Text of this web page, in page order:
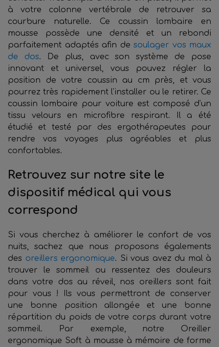
à votre colonne vertébrale de retrouver sa
courbure naturelle. Ce coussin lombaire en
mousse possède une densité et un rebondi
parfaitement adaptés afin de soulager vos maux
de dos. De plus, avec son système de pose
innovant et universel, vous pouvez régler la
position de votre coussin au cm près, et vous
pourrez très rapidement l'installer ou le retirer. Ce
coussin lombaire pour voiture est composé d’un
tissu velours en microfibre respirant. Il a été
étudié et testé par des ergothérapeutes pour
rendre vos voyages plus agréables et plus
confortables.
Retrouvez sur notre site le
dispositif médical qui vous
correspond
Si vous cherchez à améliorer le confort de vos
nuits, sachez que nous proposons égalements
des oreillers ergonomique. Si vous avez du mal à
trouver le sommeil ou ressentez des douleurs
dans votre dos au réveil, nos oreillers sont fait
pour vous ! Ils vous permettront de conserver
une bonne position allongée et une bonne
répartition du poids de votre corps durant votre
sommeil. Par exemple, notre Oreiller
ergonomique Soft à mousse à mémoire de forme